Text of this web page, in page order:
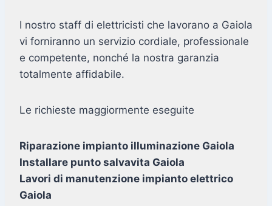
I nostro staff di elettricisti che lavorano a Gaiola
vi forniranno un servizio cordiale, professionale
e competente, nonché la nostra garanzia
totalmente affidabile.
Le richieste maggiormente eseguite
Riparazione impianto illuminazione Gaiola
Installare punto salvavita Gaiola
Lavori di manutenzione impianto elettrico
Gaiola